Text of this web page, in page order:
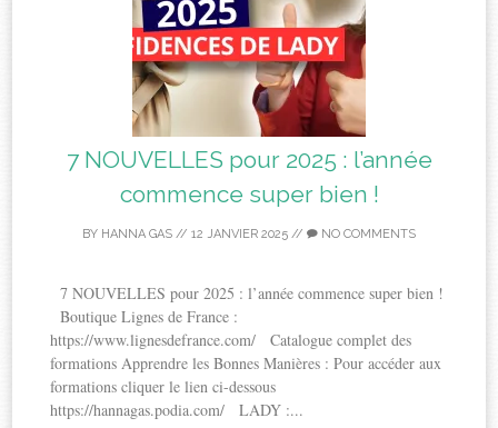
7 NOUVELLES pour 2025 : l’année
commence super bien !
BY HANNA GAS // 12 JANVIER 2025 // NO COMMENTS
7 NOUVELLES pour 2025 : l’année commence super bien !
Boutique Lignes de France :
https://www.lignesdefrance.com/ Catalogue complet des
formations Apprendre les Bonnes Manières : Pour accéder aux
formations cliquer le lien ci-dessous
https://hannagas.podia.com/ LADY :...